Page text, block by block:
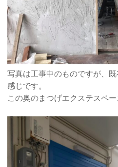
写真は工事中のものですが、
感じです。
この奥のまつげエクステスペー